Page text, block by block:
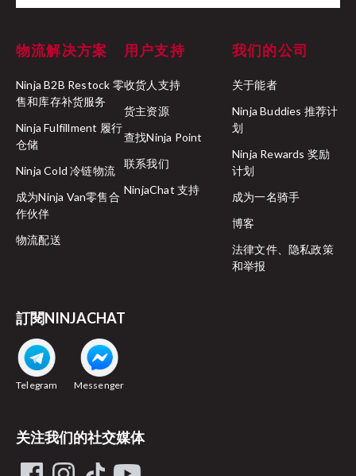
物流解决方案
Ninja B2B Restock 零
售和库存补货服务
Ninja Fulfillment 履行
仓储
Ninja Cold 冷链物流
成为Ninja Van零售合
作伙伴
物流配送
用户支持
收货人支持
货主资源
查找Ninja Point
联系我们
NinjaChat 支持
我们的公司
关于能者
Ninja Buddies 推荐计
划
Ninja Rewards 奖励
计划
成为一名骑手
博客
法律文件、隐私政策
和举报
訂閱NINJACHAT
Telegram Messenger
关注我们的社交媒体